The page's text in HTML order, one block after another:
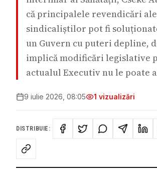
că principalele revendicări ale
sindicaliștilor pot fi
un Guvern cu puteri depline,
implică modificări legislative
actualul Executiv nu le poate
9 iulie 2026, 08:05 1 vizualizări
DISTRIBUIE: